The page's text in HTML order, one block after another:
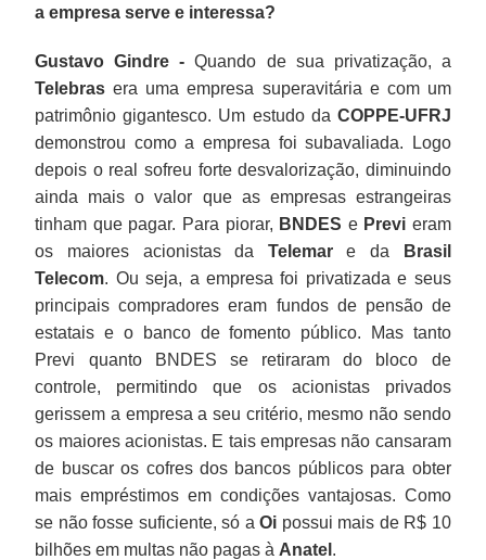
a empresa serve e interessa?
Gustavo Gindre - Quando de sua privatização, a
Telebras era uma empresa superavitária e com um
patrimônio gigantesco. Um estudo da COPPE-UFRJ
demonstrou como a empresa foi subavaliada. Logo
depois o real sofreu forte desvalorização, diminuindo
ainda mais o valor que as empresas estrangeiras
tinham que pagar. Para piorar, BNDES e Previ eram
os maiores acionistas da Telemare da
Brasil
Telecom. Ou seja, a empresa foi privatizada e seus
principais compradores eram fundos de pensão de
estatais e o banco de fomento público. Mas tanto
Previ quanto BNDES se retiraram do bloco de
controle, permitindo que os acionistas privados
gerissem a empresa a seu critério, mesmo não sendo
os maiores acionistas. E tais empresas não cansaram
de buscar os cofres dos bancos públicos para obter
mais empréstimos em condições vantajosas. Como
se não fosse suficiente, só aOi possui mais de R$ 10
bilhões em multas não pagas à Anatel .